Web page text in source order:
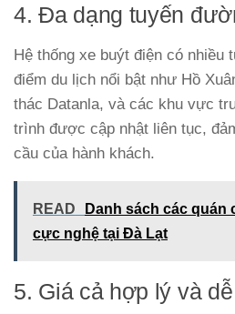
4. Đa dạng tuyến
Hệ thống xe buýt điện có nhiều
điểm du lịch nổi bật như Hồ
thác Datanla, và các khu vực
trình được cập nhật liên tục,
cầu của hành khách.
READ
Danh sách các quán
cực nghệ tại Đà Lạt
5. Giá cả hợp lý và